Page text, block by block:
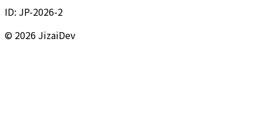
ID: JP-2026-2
© 2026 JizaiDev